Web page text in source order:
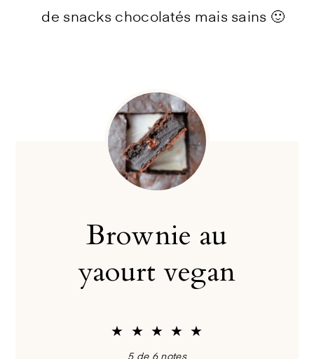
de snacks chocolatés mais sains 🙂
Brownie au
yaourt vegan
★ ★ ★ ★ ★
5de 6notes